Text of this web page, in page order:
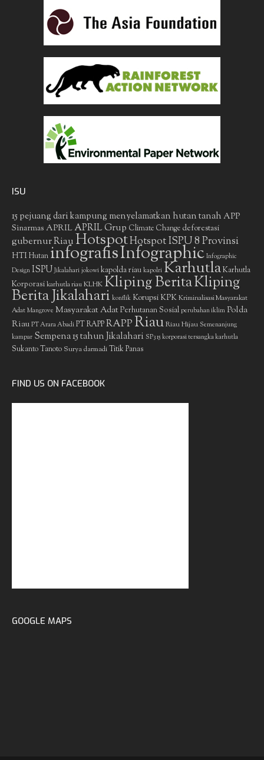
ISU
15 pejuang dari kampung menyelamatkan hutan tanah APP
Sinarmas APRIL APRIL Grup Climate Change deforestasi
gubernur RiauHotspotHotspot ISPU 8 Provinsi
HTIHutan infografisInfographic Infographic
Design ISPU Jikalahari jokowi kapolda riau kapolri KarhutlaKarhutla
Korporasikarhutla riauKLHKKliping BeritaKliping
Berita Jikalahari konflik Korupsi KPKKriminalisasi Masyarakat
Adat Mangrove Masyarakat AdatPerhutanan Sosial perubahan iklim Polda
Riau PT Arara Abadi PT RAPPRAPPRiauRiau Hijau Semenanjung
kampar Sempena 15 tahun Jikalahari SP3 15 korporasi tersangka karhutla
Sukanto Tanoto Surya darmadiTitik Panas
FIND US ON FACEBOOK
GOOGLE MAPS